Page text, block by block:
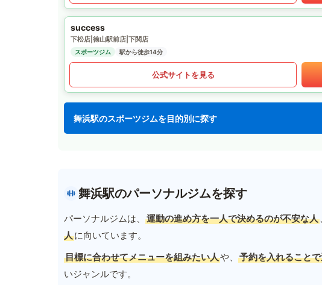
success
下松店|徳山駅前店|下関店
スポーツジム 駅から徒歩14分
公式サイトを見る
舞浜駅のスポーツジムを目的別に探す
舞浜駅のパーソナルジムを探す
パーソナルジムは、 運動の進め方を一人で決めるのが不安な人
人に向いています。
目標に合わせてメニューを組みたい人や、 予約を入れること
いジャンルです。